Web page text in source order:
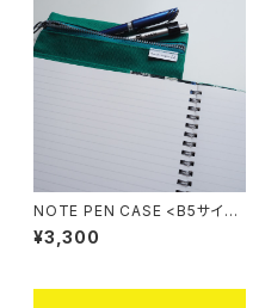
NOTE PEN CASE <B5サイズ
> -GREEN
¥3,300